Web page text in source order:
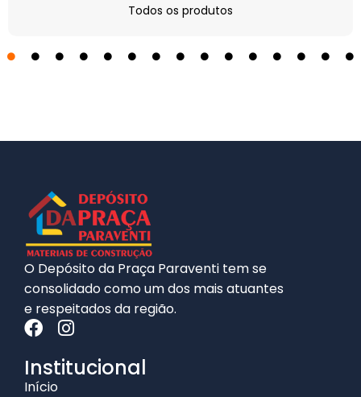
Todos os produtos
O Depósito da Praça Paraventi tem se
consolidado como um dos mais atuantes
e respeitados da região.
Institucional
Início